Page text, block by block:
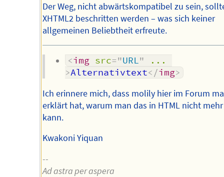
Der Weg, nicht abwärtskompatibel zu sein,
XHTML2 beschritten werden – was sich keiner
allgemeinen Beliebtheit erfreute.
<img src="URL"
...
>Alternativtext</img>
Ich erinnere mich, dass molily hier im Forum
erklärt hat, warum man das in HTML nicht
kann.
Kwakoni Yiquan
--
Ad astra per aspera